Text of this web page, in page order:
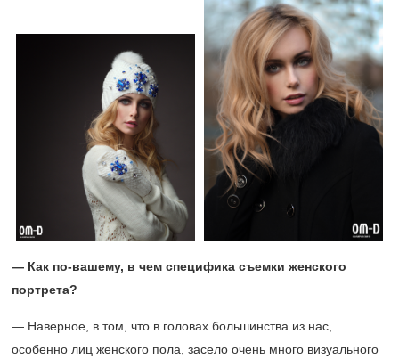
— Как по-вашему, в чем специфика съемки женского
портрета?
— Наверное, в том, что в головах большинства из нас,
особенно лиц женского пола, засело очень много визуального